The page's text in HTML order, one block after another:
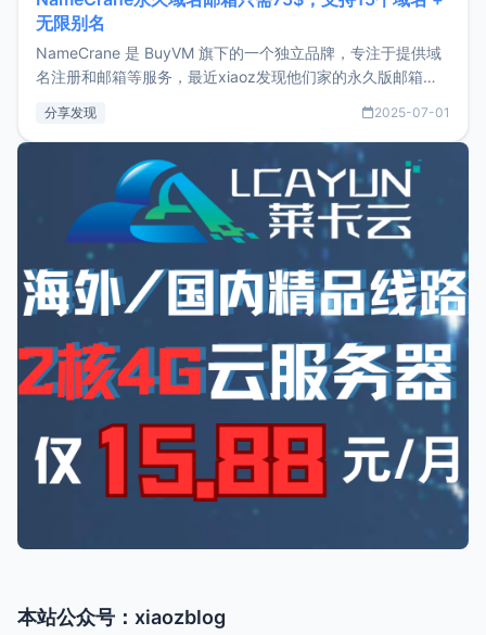
无限别名
NameCrane 是 BuyVM 旗下的一个独立品牌，专注于提供域
名注册和邮箱等服务，最近xiaoz发现他们家的永久版邮箱服
又实惠的域名邮箱，不妨尝试一下 NameCrane。注册
NameCraneNameCrane不支持直接注册，必须要购买
分享发现 2025-07-01
本站公众号：xiaozblog